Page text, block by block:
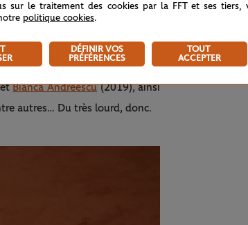
du tournoi,Marco Cecchinato
avec la présence de deux
etBianca Andreescu(2019), ainsi
autres… Du très lourd, donc.
sur le traitement des cookies par la FFT et ses tiers,
politique cookies.
DÉFINIR VOS
PRÉFÉRENCES
TOUT
ACCEPTER